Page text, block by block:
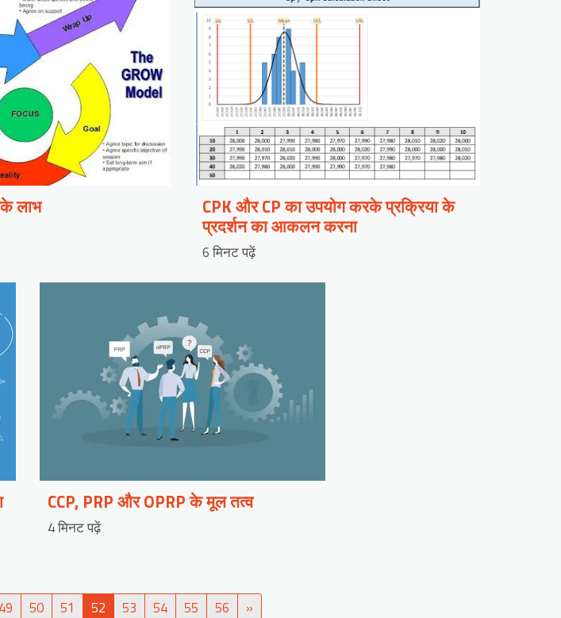
लाभ
CPK और CP का उपयोग करके प्रक्रिया के
प्रदर्शन का आकलन करना
6 मिनट पढ़ें
CCP, PRP और OPRP के मूल तत्व
4 मिनट पढ़ें
49 50 51 52 53 54 55 56 »